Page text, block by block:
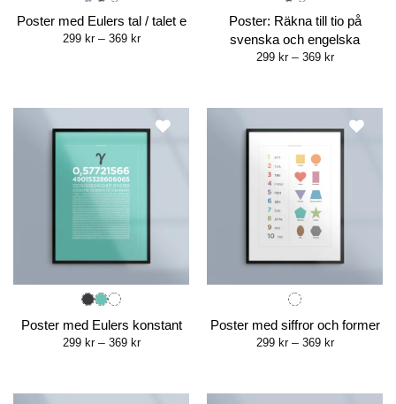
Poster med Eulers tal / talet e
299 kr – 369 krPrice
Poster: Räkna till tio på
svenska och engelska
299 kr – 369 krPrice
Poster med Eulers konstant
299 kr – 369 krPrice
Poster med siffror och former
299 kr – 369 krPrice